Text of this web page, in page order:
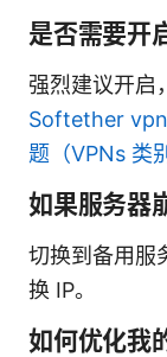
是否需要开
强烈建议开启
Softether vpn
题（VPNs 类
如果服务器
切换到备用服
换 IP。
如何优化我